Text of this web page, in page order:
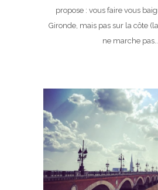
propose : vous faire vous
Gironde, mais pas sur la côte
ne marche